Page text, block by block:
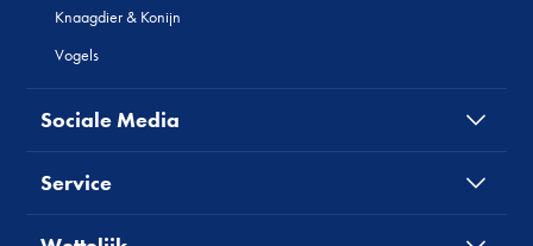
Knaagdier & Konijn
Vogels
Sociale Media
Service